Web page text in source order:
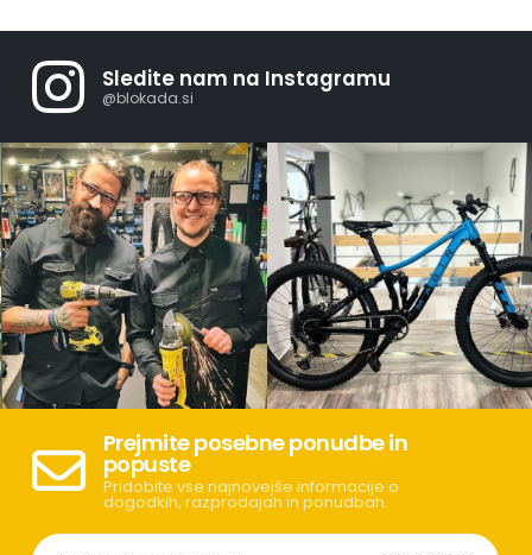
Sledite nam na Instagramu
@blokada.si
Prejmite posebne ponudbe in
popuste
Pridobite vse najnovejše informacije o
dogodkih, razprodajah in ponudbah.